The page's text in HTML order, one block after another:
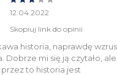
12.04.2022
Skopiuj link do opinii
historia, naprawdę
Dobrze mi się ją czytało,
to historia jest